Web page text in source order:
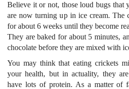
Believe it or not, those loud bugs that
are now turning up in ice cream. The
for about 6 weeks until they become
They are baked for about 5 minutes,
chocolate before they are mixed with
You may think that eating crickets
your health, but in actuality, they
have lots of protein. As a matter of